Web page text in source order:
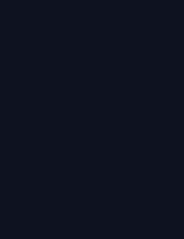
para derrotar o Lorde Orc,
mal sucedido no duelo
e deixar ativo apenas